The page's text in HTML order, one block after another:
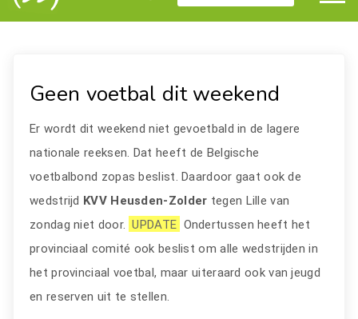
Geen voetbal dit weekend
Er wordt dit weekend niet gevoetbald in de lagere
nationale reeksen. Dat heeft de Belgische
voetbalbond zopas beslist. Daardoor gaat ook de
wedstrijd KVV Heusden-Zolder tegen Lille van
zondag niet door. UPDATE Ondertussen heeft het
provinciaal comité ook beslist om alle wedstrijden in
het provinciaal voetbal, maar uiteraard ook van jeugd
en reserven uit te stellen.